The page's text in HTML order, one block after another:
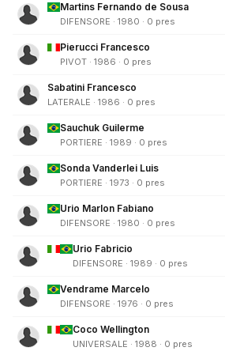
Martins Fernando de Sousa
DIFENSORE · 1980 · 0 pres
Pierucci Francesco
PIVOT · 1986 · 0 pres
Sabatini Francesco
LATERALE · 1986 · 0 pres
Sauchuk Guilerme
PORTIERE · 1989 · 0 pres
Sonda Vanderlei Luis
PORTIERE · 1973 · 0 pres
Urio Marlon Fabiano
DIFENSORE · 1980 · 0 pres
Urio Fabricio
DIFENSORE · 1989 · 0 pres
Vendrame Marcelo
DIFENSORE · 1976 · 0 pres
Coco Wellington
UNIVERSALE · 1988 · 0 pres